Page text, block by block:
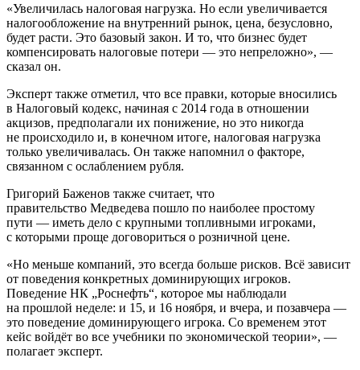
«Увеличилась налоговая нагрузка. Но если увеличивается
налогообложение на внутренний рынок, цена, безусловно,
будет расти. Это базовый закон. И то, что бизнес будет
компенсировать налоговые потери — это непреложно», —
сказал он.
Эксперт также отметил, что все правки, которые вносились
в Налоговый кодекс, начиная с 2014 года в отношении
акцизов, предполагали их понижение, но это никогда
не происходило и, в конечном итоге, налоговая нагрузка
только увеличивалась. Он также напомнил о факторе,
связанном с ослаблением рубля.
Григорий Баженов также считает, что
правительство Медведева пошло по наиболее простому
пути — иметь дело с крупными топливными игроками,
с которыми проще договориться о розничной цене.
«Но меньше компаний, это всегда больше рисков. Всё зависит
от поведения конкретных доминирующих игроков.
Поведение НК „Роснефть“, которое мы наблюдали
на прошлой неделе: и 15, и 16 ноября, и вчера, и позавчера —
это поведение доминирующего игрока. Со временем этот
кейс войдёт во все учебники по экономической теории», —
полагает эксперт.